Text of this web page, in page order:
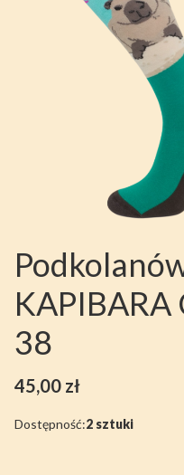
38
Cena
45,00 zł
Dostępność:2 sztuki